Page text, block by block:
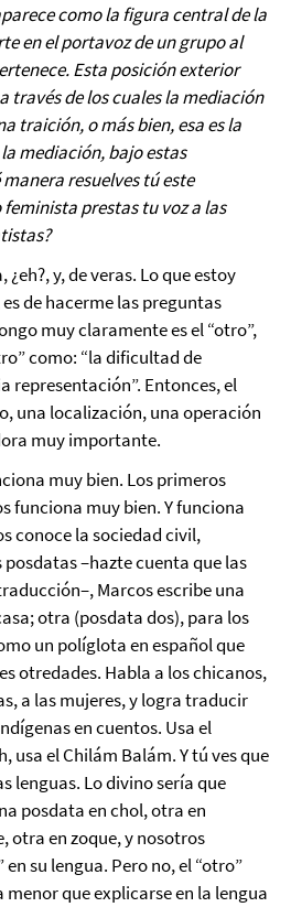
como la figura central de la
en el portavoz de un grupo al
Esta posición exterior
través de los cuales la mediación
traición, o más bien, esa es la
mediación, bajo estas
resuelves tú este
prestas tu voz a las
¿eh?, y, de veras. Lo que estoy
de hacerme las preguntas
muy claramente es el “otro”,
como: “la dificultad de
representación”. Entonces, el
una localización, una operación
muy importante.
muy bien. Los primeros
funciona muy bien. Y funciona
conoce la sociedad civil,
–hazte cuenta que las
Marcos escribe una
otra (posdata dos), para los
un políglota en español que
otredades. Habla a los chicanos,
a las mujeres, y logra traducir
en cuentos. Usa el
usa el Chilám Balám. Y tú ves que
lenguas. Lo divino sería que
posdata en chol, otra en
otra en zoque, y nosotros
su lengua. Pero no, el “otro”
que explicarse en la lengua